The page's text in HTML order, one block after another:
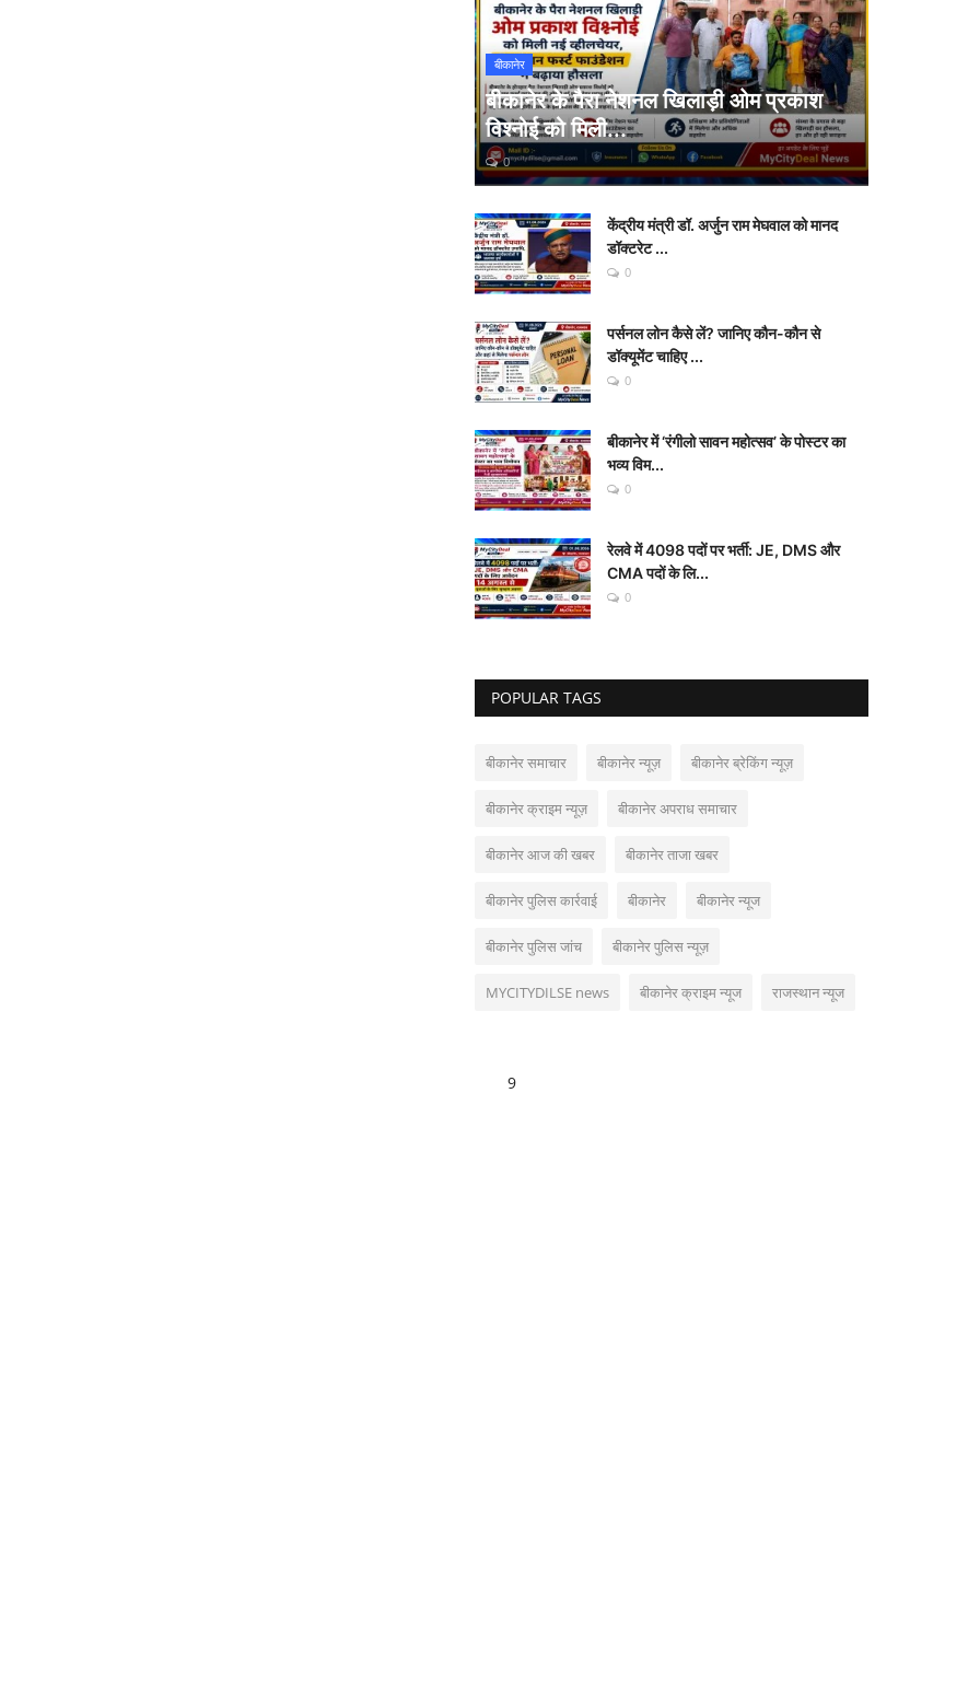
बीकानेर
बीकानेर के पैरा नेशनल खिलाड़ी ओम प्रकाश
विश्नोई को मिली...
0
केंद्रीय मंत्री डॉ. अर्जुन राम मेघवाल को मानद
डॉक्टरेट ...
0
पर्सनल लोन कैसे लें? जानिए कौन-कौन से
डॉक्यूमेंट चाहिए ...
0
बीकानेर में ‘रंगीलो सावन महोत्सव’ के पोस्टर का
भव्य विम...
0
रेलवे में 4098 पदों पर भर्ती: JE, DMS और
CMA पदों के लि...
0
POPULAR TAGS
बीकानेर समाचार बीकानेर न्यूज़ बीकानेर ब्रेकिंग न्यूज़
बीकानेर क्राइम न्यूज़ बीकानेर अपराध समाचार
बीकानेर आज की खबर बीकानेर ताजा खबर
बीकानेर पुलिस कार्रवाई बीकानेर बीकानेर न्यूज
बीकानेर पुलिस जांच बीकानेर पुलिस न्यूज़
MYCITYDILSE news बीकानेर क्राइम न्यूज राजस्थान न्यूज
9